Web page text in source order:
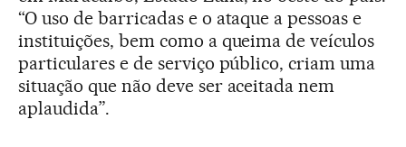
“O uso de barricadas e o ataque a pessoas e
instituições, bem como a queima de veículos
particulares e de serviço público, criam uma
situação que não deve ser aceitada nem
aplaudida”.